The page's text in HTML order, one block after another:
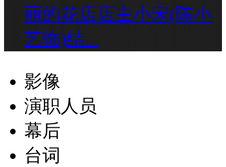
丽的花店店主小宋(陈小
艺饰)结...
影像
演职人员
幕后
台词